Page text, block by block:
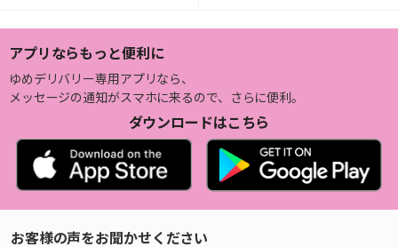
アプリならもっと便利に
ゆめデリバリー専用アプリなら、
メッセージの通知がスマホに来るので、さらに便利。
ダウンロードはこちら
お客様の声をお聞かせください